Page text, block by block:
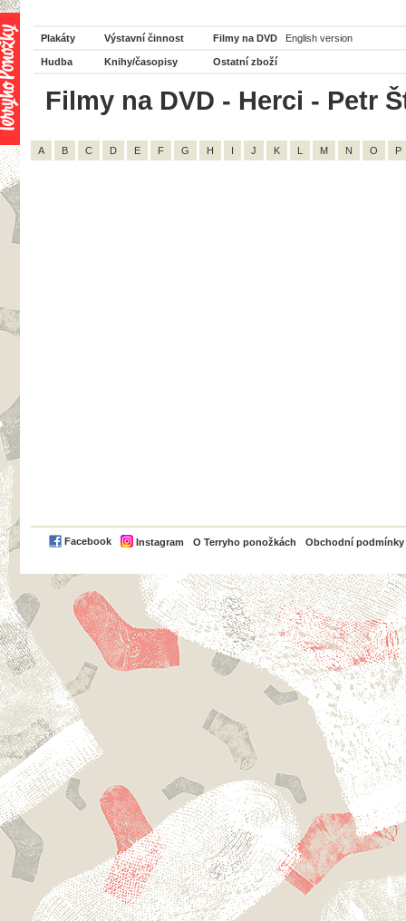
Plakáty Výstavní činnost Filmy na DVD English version
Hudba Knihy/časopisy Ostatní zboží
Filmy na DVD - Herci - Petr
A B C D E F G H I J K L M N O P
Facebook Instagram O Terryho ponožkách Obchodní podmínky
PayPal